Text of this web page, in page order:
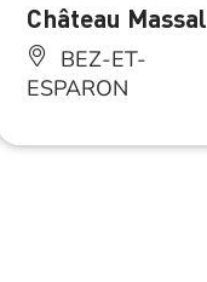
Château Massal
BEZ-ET-
ESPARON